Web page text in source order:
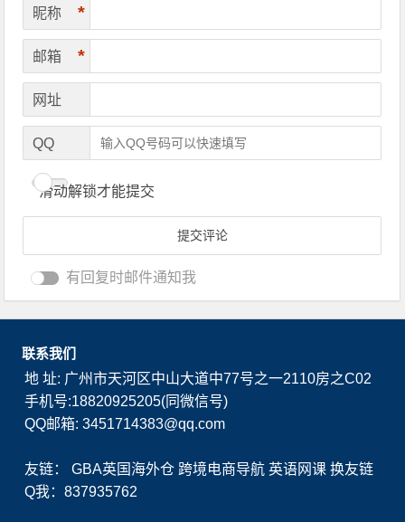
昵称 *
邮箱 *
网址
QQ
滑动解锁才能提交
有回复时邮件通知我
联系我们
地 址: 广州市天河区中山大道中77号之一2110房之C02
手机号:18820925205(同微信号)
QQ邮箱: 3451714383@qq.com
友链：GBA英国海外仓 跨境电商导航 英语网课 换友链
Q我：837935762